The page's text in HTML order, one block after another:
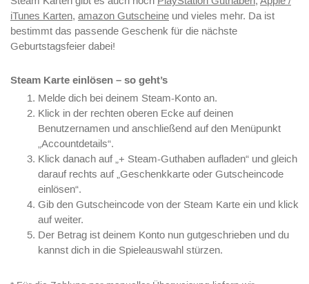
iTunes Karten, amazon Gutscheine und vieles mehr. Da ist
bestimmt das passende Geschenk für die nächste
Geburtstagsfeier dabei!
Steam Karte einlösen – so geht’s
Melde dich bei deinem Steam-Konto an.
Klick in der rechten oberen Ecke auf deinen
Benutzernamen und anschließend auf den Menüpunkt
„Accountdetails“.
Klick danach auf „+ Steam-Guthaben aufladen“ und gleich
darauf rechts auf „Geschenkkarte oder Gutscheincode
einlösen“.
Gib den Gutscheincode von der Steam Karte ein und klick
auf weiter.
Der Betrag ist deinem Konto nun gutgeschrieben und du
kannst dich in die Spieleauswahl stürzen.